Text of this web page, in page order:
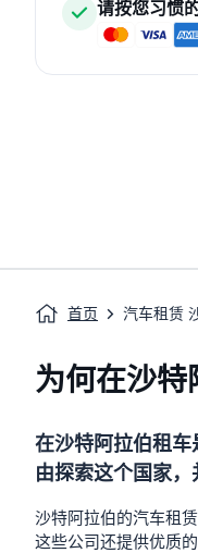
请按您习惯
首页 汽车租赁
为何在沙特
在沙特阿拉伯租
由探索这个国家，
沙特阿拉伯的汽车租
这些公司还提供优质